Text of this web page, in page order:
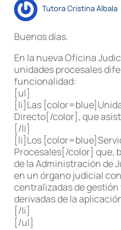
Tutora Cristina Albala
Buenos días.
En la nueva Oficina
unidades procesales
funcionalidad:
[ul]
[li]Las
Directo[/color], que
[/li]
[li]Los
Procesales[/color] que,
de la Administración de
en un órgano judicial
centralizadas de
derivadas de la
[/li]
[/ul]